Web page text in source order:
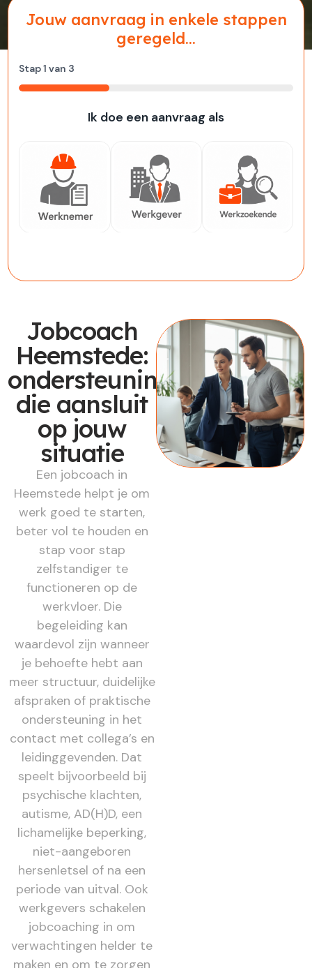
Jouw aanvraag in enkele stappen
geregeld...
Stap1 van 3
33%
Ik doe een aanvraag als
Jobcoach
Heemstede:
ondersteuning
die aansluit
op jouw
situatie
Een jobcoach in
Heemstede helpt je om
werk goed te starten,
beter vol te houden en
stap voor stap
zelfstandiger te
functioneren op de
werkvloer. Die
begeleiding kan
waardevol zijn wanneer
je behoefte hebt aan
meer structuur, duidelijke
afspraken of praktische
ondersteuning in het
contact met collega’s en
leidinggevenden. Dat
speelt bijvoorbeeld bij
psychische klachten,
autisme, AD(H)D, een
lichamelijke beperking,
niet-aangeboren
hersenletsel of na een
periode van uitval. Ook
werkgevers schakelen
jobcoaching in om
verwachtingen helder te
maken en om te zorgen